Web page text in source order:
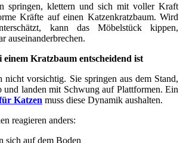
springen, klettern und sich mit voller Kraft
Kräfte auf einen Katzenkratzbaum. Wird
kann das Möbelstück kippen,
auseinanderbrechen.
Kratzbaum entscheidend ist
nicht vorsichtig. Sie springen aus dem Stand,
und landen mit Schwung auf Plattformen. Ein
Katzen muss diese Dynamik aushalten.
reagieren anders:
sich auf dem Boden